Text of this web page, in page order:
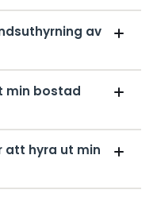
rekommenderat.
vad ni kommit
av
men det kan förlängas
min bostad
eller få en
att hyra ut min